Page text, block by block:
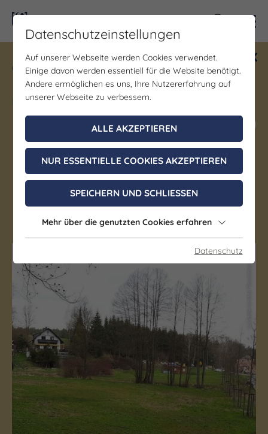
Gewinne ein Blind Date mit Saale-
Unstrut! Teilnahme vom 1.7. - 18.12.
möglich.
Jetzt mitmachen
Milos Waldhaus
Weißenborn
(c) Saale-Unstrut Tourismus GmbH
Datenschutzeinstellungen
Auf unserer Webseite werden Cookies verwendet.
Einige davon werden essentiell für die Website benötigt.
Andere ermöglichen es uns, Ihre Nutzererfahrung auf
unserer Webseite zu verbessern.
ALLE AKZEPTIEREN
NUR ESSENTIELLE COOKIES AKZEPTIEREN
SPEICHERN UND SCHLIESSEN
Mehr über die genutzten Cookies erfahren
Datenschutz